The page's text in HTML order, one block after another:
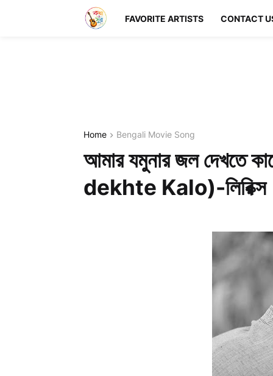
FAVORITE ARTISTS CONTACT
Home Bengali Movie Song
আমার যমুনার জল
dekhte Kalo)-লিরিক্স |